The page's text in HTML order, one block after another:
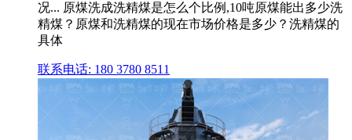
况... 原煤洗成洗精煤是怎么个比例,10吨原煤能出多少洗
精煤？原煤和洗精煤的现在市场价格是多少？洗精煤的
具体
联系电话: 180 3780 8511